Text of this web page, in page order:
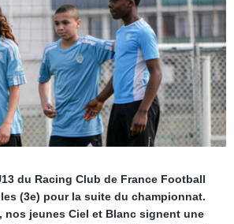
du Racing Club de France Football
(3e) pour la suite du championnat.
nos jeunes Ciel et Blanc signent une